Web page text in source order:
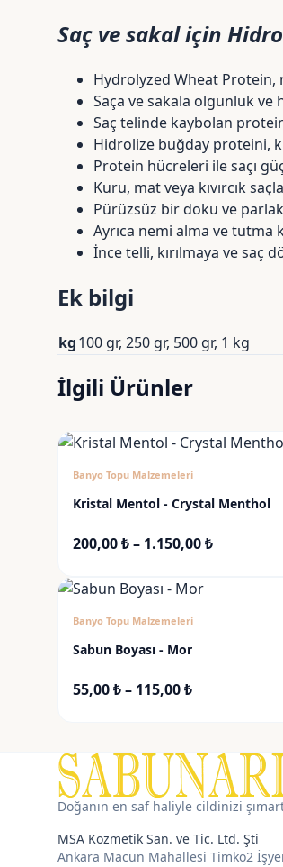
Saç ve sakal için
Hydrolyzed Wheat Protein,
Saça ve sakala olgunluk ve
Saç telinde kaybolan
Hidrolize buğday proteini,
Protein hücreleri ile saçı
Kuru, mat veya kıvırcık
Pürüzsüz bir doku ve
Ayrıca nemi alma ve tutma
İnce telli, kırılmaya ve saç
Ek bilgi
kg100 gr, 250 gr, 500 gr, 1 kg
İlgili Ürünler
Banyo Topu Malzemeleri
Kristal Mentol - Crystal Menthol
200,00₺– 1.150,00₺Fiyat
Banyo Topu Malzemeleri
Sabun Boyası - Mor
55,00₺– 115,00₺Fiyat
115,00 ₺
Doğanın en saf haliyle cildinizi
MSA Kozmetik San. ve Tic. Ltd. Şti
Ankara Macun Mahallesi Timko2